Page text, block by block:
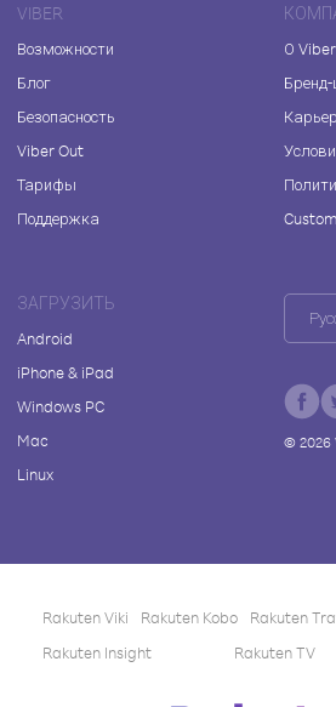
VIBER
Возможности
Блог
Безопасность
Viber Out
Тарифы
Поддержка
О Viber
Бренд-
ЗАГРУЗИТЬ
Android
iPhone & iPad
Windows PC
Mac
Linux
© 2026
Rakuten Viki Rakuten Kobo Rakuten
Rakuten Insight
Rakuten TV